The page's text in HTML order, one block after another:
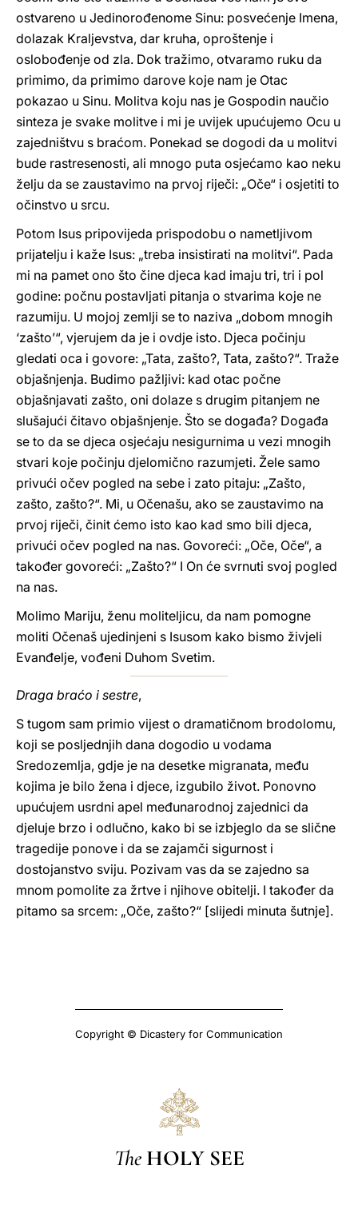
ostvareno u Jedinorođenome Sinu: posvećenje Imena,
dolazak Kraljevstva, dar kruha, oproštenje i
oslobođenje od zla. Dok tražimo, otvaramo ruku da
primimo, da primimo darove koje nam je Otac
pokazao u Sinu. Molitva koju nas je Gospodin naučio
sinteza je svake molitve i mi je uvijek upućujemo Ocu u
zajedništvu s braćom. Ponekad se dogodi da u molitvi
bude rastresenosti, ali mnogo puta osjećamo kao neku
želju da se zaustavimo na prvoj riječi: „Oče“ i osjetiti to
očinstvo u srcu.
Potom Isus pripovijeda prispodobu o nametljivom
prijatelju i kaže Isus: „treba insistirati na molitvi“. Pada
mi na pamet ono što čine djeca kad imaju tri, tri i pol
godine: počnu postavljati pitanja o stvarima koje ne
razumiju. U mojoj zemlji se to naziva „dobom mnogih
‘zašto’“, vjerujem da je i ovdje isto. Djeca počinju
gledati oca i govore: „Tata, zašto?, Tata, zašto?“. Traže
objašnjenja. Budimo pažljivi: kad otac počne
objašnjavati zašto, oni dolaze s drugim pitanjem ne
slušajući čitavo objašnjenje. Što se događa? Događa
se to da se djeca osjećaju nesigurnima u vezi mnogih
stvari koje počinju djelomično razumjeti. Žele samo
privući očev pogled na sebe i zato pitaju: „Zašto,
zašto, zašto?“. Mi, u Očenašu, ako se zaustavimo na
prvoj riječi, činit ćemo isto kao kad smo bili djeca,
privući očev pogled na nas. Govoreći: „Oče, Oče“, a
također govoreći: „Zašto?“ I On će svrnuti svoj pogled
na nas.
Molimo Mariju, ženu moliteljicu, da nam pomogne
moliti Očenaš ujedinjeni s Isusom kako bismo živjeli
Evanđelje, vođeni Duhom Svetim.
Draga braćo i sestre,
S tugom sam primio vijest o dramatičnom brodolomu,
koji se posljednjih dana dogodio u vodama
Sredozemlja, gdje je na desetke migranata, među
kojima je bilo žena i djece, izgubilo život. Ponovno
upućujem usrdni apel međunarodnoj zajednici da
djeluje brzo i odlučno, kako bi se izbjeglo da se slične
tragedije ponove i da se zajamči sigurnost i
dostojanstvo sviju. Pozivam vas da se zajedno sa
mnom pomolite za žrtve i njihove obitelji. I također da
pitamo sa srcem: „Oče, zašto?“ [slijedi minuta šutnje].
Copyright © Dicastery for Communication
The HOLY SEE